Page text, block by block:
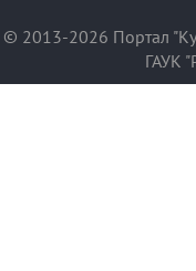
© 2013-2026 Портал
ГАУК